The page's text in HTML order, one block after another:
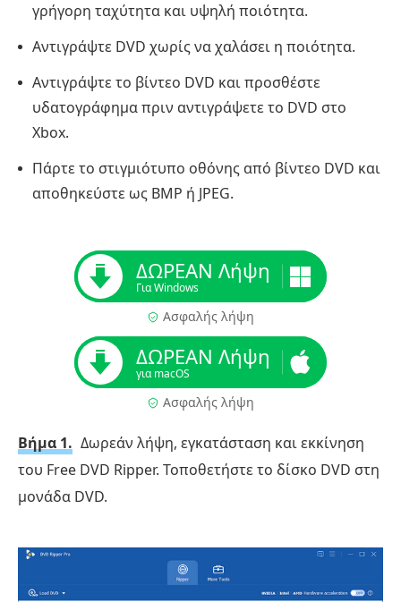
γρήγορη ταχύτητα και υψηλή ποιότητα.
Αντιγράψτε DVD χωρίς να χαλάσει η ποιότητα.
Αντιγράψτε το βίντεο DVD και προσθέστε
υδατογράφημα πριν αντιγράψετε το DVD στο
Xbox.
Πάρτε το στιγμιότυπο οθόνης από βίντεο DVD και
αποθηκεύστε ως BMP ή JPEG.
ΔΩΡΕΑΝ Λήψη
Για Windows
Ασφαλής λήψη
ΔΩΡΕΑΝ Λήψη
για macOS
Ασφαλής λήψη
Βήμα 1. Δωρεάν λήψη, εγκατάσταση και εκκίνηση
του Free DVD Ripper. Τοποθετήστε το δίσκο DVD στη
μονάδα DVD.